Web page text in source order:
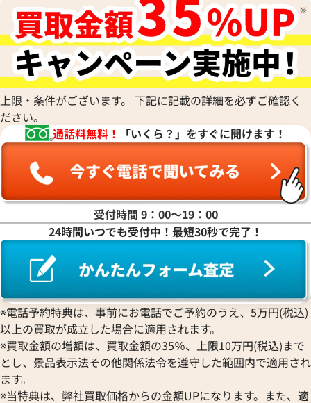
上限・条件がございます。 下記に記載の詳細を必ずご確認く
ださい。
通話料無料！
「いくら？」をすぐに聞けます！
受付時間 9：00〜19：00
24時間いつでも受付中！最短30秒で完了！
※電話予約特典は、事前にお電話でご予約のうえ、5万円(税込)
以上の買取が成立した場合に適用されます。
※買取金額の増額は、買取金額の35％、上限10万円(税込)まで
とし、景品表示法その他関係法令を遵守した範囲内で適用され
ます。
※当特典は、弊社買取価格からの金額UPになります。また、適